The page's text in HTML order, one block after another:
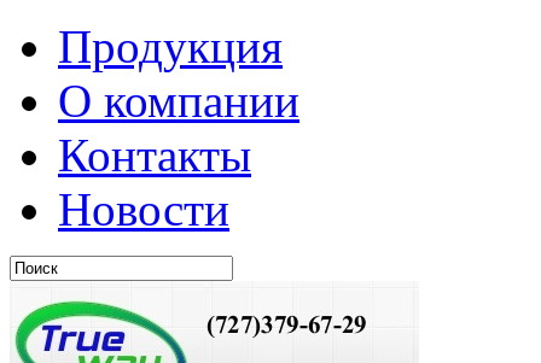
Продукция
О компании
Контакты
Новости